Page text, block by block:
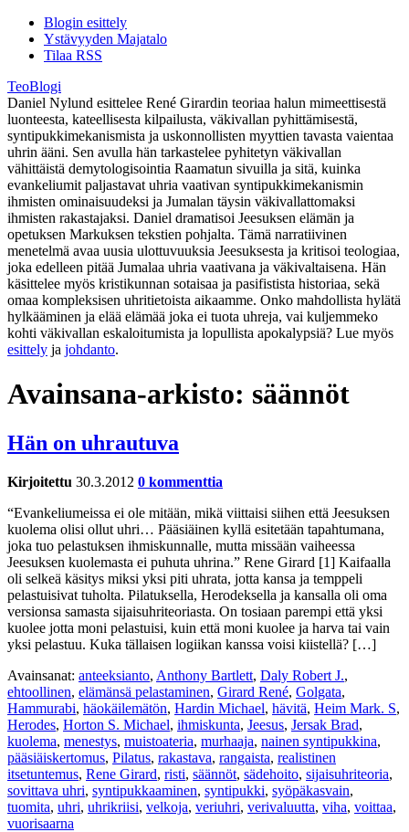
Blogin esittely
Ystävyyden Majatalo
Tilaa RSS
TeoBlogi
Daniel Nylund esittelee René Girardin teoriaa halun mimeettisestä
luonteesta, kateellisesta kilpailusta, väkivallan pyhittämisestä,
syntipukkimekanismista ja uskonnollisten myyttien tavasta vaientaa
uhrin ääni. Sen avulla hän tarkastelee pyhitetyn väkivallan
vähittäistä demytologisointia Raamatun sivuilla ja sitä, kuinka
evankeliumit paljastavat uhria vaativan syntipukkimekanismin
ihmisten ominaisuudeksi ja Jumalan täysin väkivallattomaksi
ihmisten rakastajaksi. Daniel dramatisoi Jeesuksen elämän ja
opetuksen Markuksen tekstien pohjalta. Tämä narratiivinen
menetelmä avaa uusia ulottuvuuksia Jeesuksesta ja kritisoi teologiaa,
joka edelleen pitää Jumalaa uhria vaativana ja väkivaltaisena. Hän
käsittelee myös kristikunnan sotaisaa ja pasifistista historiaa, sekä
omaa kompleksisen uhritietoista aikaamme. Onko mahdollista hylätä
hylkääminen ja elää elämää joka ei tuota uhreja, vai kuljemmeko
kohti väkivallan eskaloitumista ja lopullista apokalypsiä? Lue myös
esittely ja johdanto.
Avainsana-arkisto: säännöt
Hän on uhrautuva
Kirjoitettu 30.3.2012 0 kommenttia
“Evankeliumeissa ei ole mitään, mikä viittaisi siihen että Jeesuksen
kuolema olisi ollut uhri… Pääsiäinen kyllä esitetään tapahtumana,
joka tuo pelastuksen ihmiskunnalle, mutta missään vaiheessa
Jeesuksen kuolemasta ei puhuta uhrina.” Rene Girard [1] Kaifaalla
oli selkeä käsitys miksi yksi piti uhrata, jotta kansa ja temppeli
pelastuisivat tuholta. Pilatuksella, Herodeksella ja kansalla oli oma
versionsa samasta sijaisuhriteoriasta. On tosiaan parempi että yksi
kuolee jotta moni pelastuisi, kuin että moni kuolee ja harva tai vain
yksi pelastuu. Kuka tällaisen logiikan kanssa voisi kiistellä? […]
Avainsanat: anteeksianto, Anthony Bartlett, Daly Robert J.,
ehtoollinen, elämänsä pelastaminen, Girard René, Golgata,
Hammurabi, häokäilemätön, Hardin Michael, hävitä, Heim Mark. S,
Herodes, Horton S. Michael, ihmiskunta, Jeesus, Jersak Brad,
kuolema, menestys, muistoateria, murhaaja, nainen syntipukkina,
pääsiäiskertomus, Pilatus, rakastava, rangaista, realistinen
itsetuntemus, Rene Girard, risti, säännöt, sädehoito, sijaisuhriteoria,
sovittava uhri, syntipukkaaminen, syntipukki, syöpäkasvain,
tuomita, uhri, uhrikriisi, velkoja, veriuhri, verivaluutta, viha, voittaa,
vuorisaarna